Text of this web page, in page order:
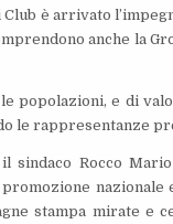
è arrivato
anche la
popolazioni, e di
le rappresentanze
sindaco Rocco
nazionale
stampa mirate e